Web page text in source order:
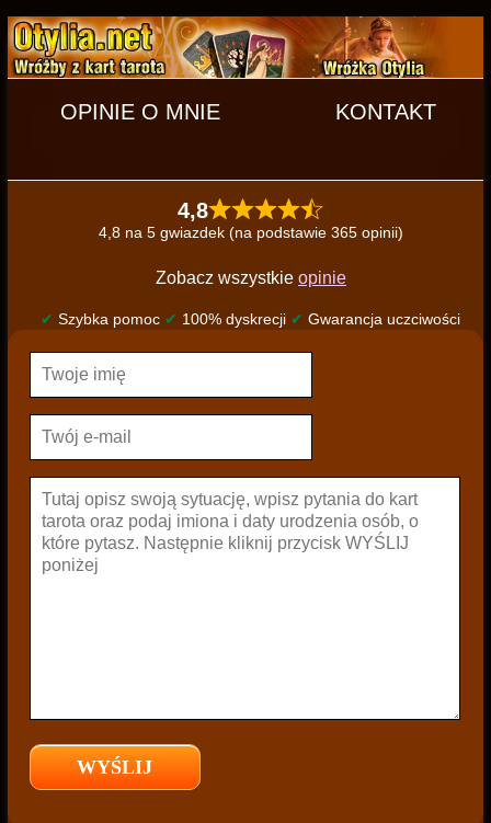
OPINIE O MNIE KONTAKT
4,8
4,8 na 5 gwiazdek (na podstawie 365 opinii)
Zobacz wszystkie opinie
✔ Szybka pomoc ✔ 100% dyskrecji ✔ Gwarancja uczciwości